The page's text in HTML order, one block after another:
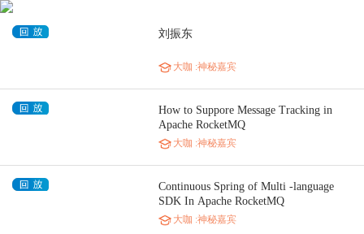
刘振东
大咖 :神秘嘉宾
How to Suppore Message Tracking in
Apache RocketMQ
大咖 :神秘嘉宾
Continuous Spring of Multi -language
SDK In Apache RocketMQ
大咖 :神秘嘉宾